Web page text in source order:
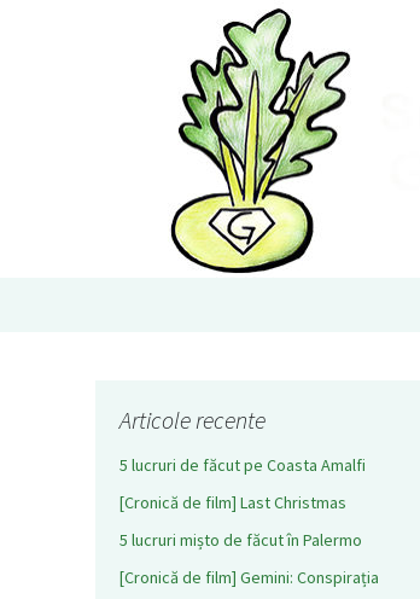
Articole recente
5 lucruri de făcut pe Coasta Amalfi
[Cronică de film] Last Christmas
5 lucruri mișto de făcut în Palermo
[Cronică de film] Gemini: Conspirația